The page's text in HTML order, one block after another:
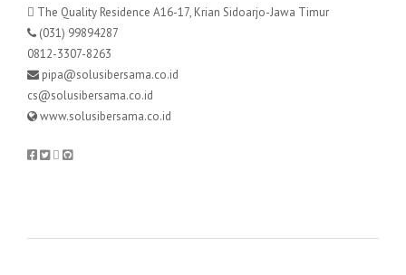
The Quality Residence A16-17, Krian Sidoarjo-Jawa Timur
(031) 99894287
0812-3307-8263
pipa@solusibersama.co.id
cs@solusibersama.co.id
www.solusibersama.co.id